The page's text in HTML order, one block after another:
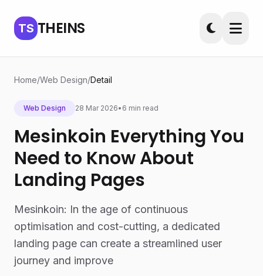
TS THEINS
Home/Web Design/Detail
Web Design 28 Mar 2026• 6 min read
Mesinkoin Everything You
Need to Know About
Landing Pages
Mesinkoin: In the age of continuous
optimisation and cost-cutting, a dedicated
landing page can create a streamlined user
journey and improve